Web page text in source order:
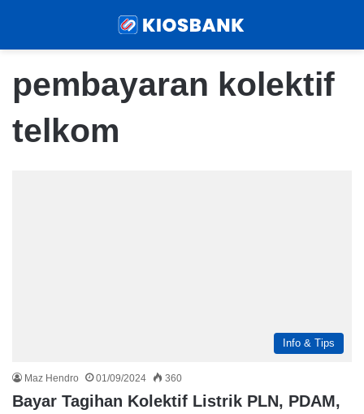
pembayaran kolektif
telkom
Info & Tips
Maz Hendro 01/09/2024 360
Bayar Tagihan Kolektif Listrik PLN, PDAM,